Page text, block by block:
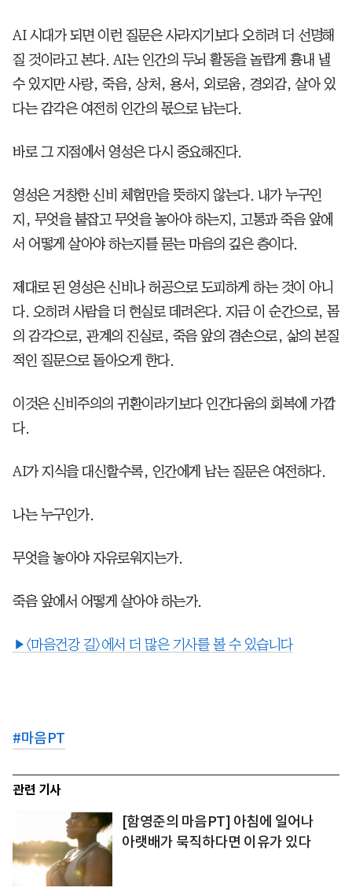
AI 시대가 되면 이런 질문은 사라지기보다 오히려 더 선명해
질 것이라고 본다. AI는 인간의 두뇌 활동을 놀랍게 흉내 낼
수 있지만 사랑, 죽음, 상처, 용서, 외로움, 경외감, 살아 있
다는 감각은 여전히 인간의 몫으로 남는다.
바로 그 지점에서 영성은 다시 중요해진다.
영성은 거창한 신비 체험만을 뜻하지 않는다. 내가 누구인
지, 무엇을 붙잡고 무엇을 놓아야 하는지, 고통과 죽음 앞에
서 어떻게 살아야 하는지를 묻는 마음의 깊은 층이다.
제대로 된 영성은 신비나 허공으로 도피하게 하는 것이 아니
다. 오히려 사람을 더 현실로 데려온다. 지금 이 순간으로, 몸
의 감각으로, 관계의 진실로, 죽음 앞의 겸손으로, 삶의 본질
적인 질문으로 돌아오게 한다.
이것은 신비주의의 귀환이라기보다 인간다움의 회복에 가깝
다.
AI가 지식을 대신할수록, 인간에게 남는 질문은 여전하다.
나는 누구인가.
무엇을 놓아야 자유로워지는가.
죽음 앞에서 어떻게 살아야 하는가.
▶<마음건강 길>에서 더 많은 기사를 볼 수 있습니다
#마음PT
관련 기사
[함영준의 마음PT] 아침에 일어나
아랫배가 묵직하다면 이유가 있다